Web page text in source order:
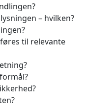
– hvilken?
til relevante